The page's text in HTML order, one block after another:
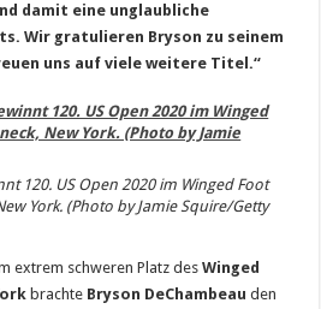
damit eine unglaubliche
Wir gratulieren Bryson zu seinem
uns auf viele weitere Titel.“
120. US Open 2020 im Winged Foot
York. (Photo by Jamie Squire/Getty
extrem schweren Platz desWinged
brachte Bryson DeChambeau den